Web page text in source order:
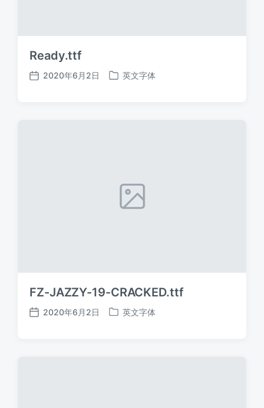
Ready.ttf
发
2020年6月2日
发
英文字体
FZ-JAZZY-19-CRACKED.ttf
发
2020年6月2日
发
英文字体